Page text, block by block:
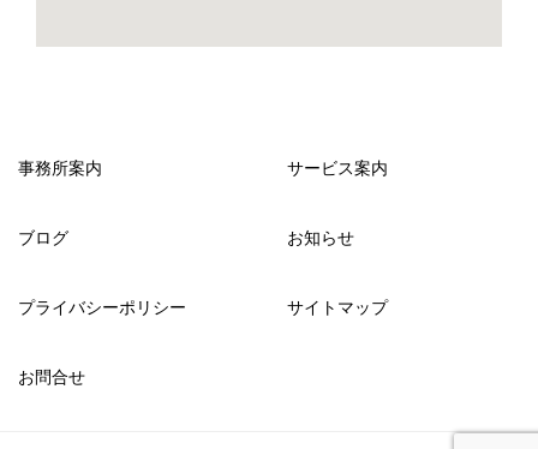
事務所案内 サービス案内
ブログ お知らせ
プライバシーポリシー サイトマップ
お問合せ